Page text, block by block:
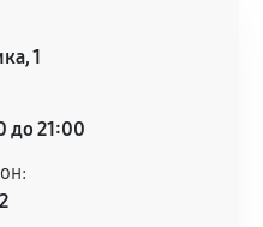
и не имеют внешних
нашим сервисным
комплектующие
или
1
до 21:00